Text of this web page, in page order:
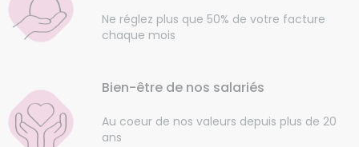
Ne réglez plus que 50% de votre facture
chaque mois
Bien-être de nos salariés
Au coeur de nos valeurs depuis plus de 20
ans